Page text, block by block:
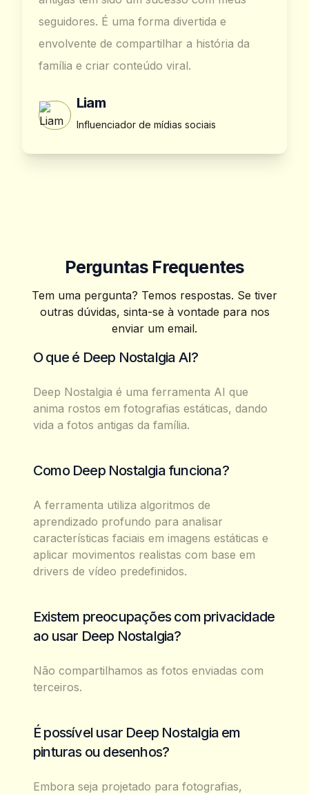
seguidores. É uma forma divertida e
envolvente de compartilhar a história da
família e criar conteúdo viral.
Liam
Influenciador de mídias sociais
Perguntas Frequentes
Tem uma pergunta? Temos respostas. Se tiver
outras dúvidas, sinta-se à vontade para nos
enviar um email.
O que é Deep Nostalgia AI?
Deep Nostalgia é uma ferramenta AI que
anima rostos em fotografias estáticas, dando
vida a fotos antigas da família.
Como Deep Nostalgia funciona?
A ferramenta utiliza algoritmos de
aprendizado profundo para analisar
características faciais em imagens estáticas e
aplicar movimentos realistas com base em
drivers de vídeo predefinidos.
Existem preocupações com privacidade
ao usar Deep Nostalgia?
Não compartilhamos as fotos enviadas com
terceiros.
É possível usar Deep Nostalgia em
pinturas ou desenhos?
Embora seja projetado para fotografias,